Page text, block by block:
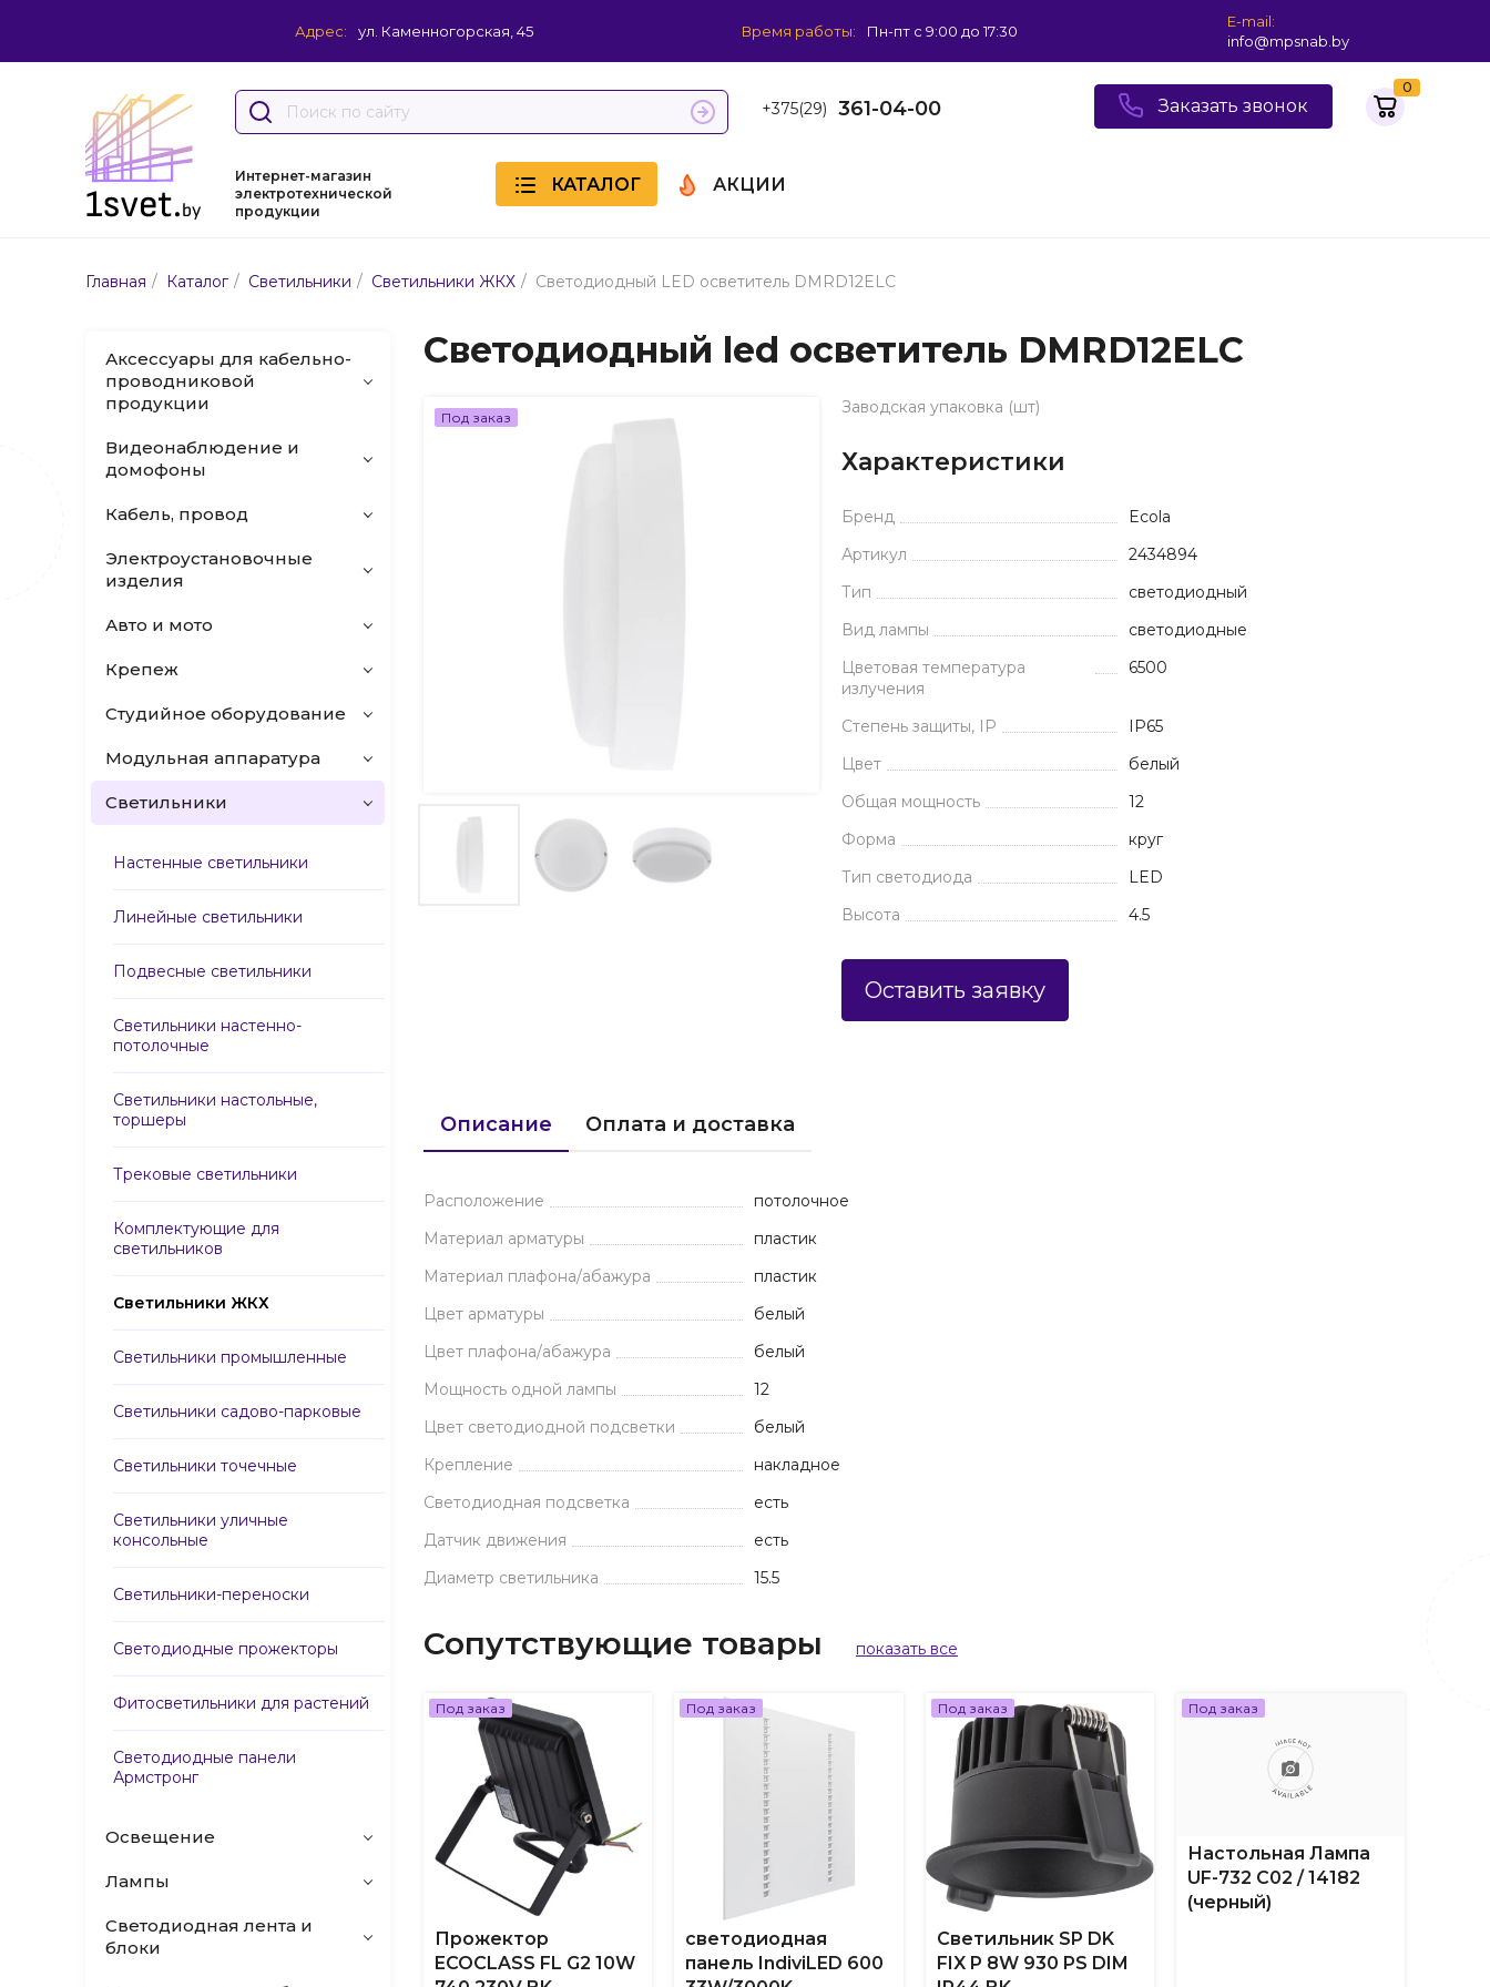
Адрес: ул. Каменногорская, 45 Время работы: Пн-пт с 9:00 до 17:30
E-mail:
info@mpsnab.by
+375(29) 361-04-00 Заказать звонок
0
Интернет-магазин
электротехнической
продукции
КАТАЛОГ АКЦИИ
Главная / Каталог / Светильники / Светильники ЖКХ / Светодиодный LED осветитель DMRD12ELC
Аксессуары для кабельно-
проводниковой
продукции
Видеонаблюдение и
домофоны
Кабель, провод
Электроустановочные
изделия
Авто и мото
Крепеж
Студийное оборудование
Модульная аппаратура
Светильники
Настенные светильники
Линейные светильники
Подвесные светильники
Светильники настенно-
потолочные
Светильники настольные,
торшеры
Трековые светильники
Комплектующие для
светильников
Светильники ЖКХ
Светильники промышленные
Светильники садово-парковые
Светильники точечные
Светильники уличные
консольные
Светильники-переноски
Светодиодные прожекторы
Фитосветильники для растений
Светодиодные панели
Армстронг
Освещение
Лампы
Светодиодная лента и
блоки
Светодиодный led осветитель DMRD12ELC
Под заказ
Заводская упаковка (шт)
Характеристики
Бренд
Ecola
Артикул
2434894
Тип
светодиодный
Вид лампы
светодиодные
Цветовая температура
излучения
6500
Степень защиты, IP
IP65
Цвет
белый
Общая мощность
12
Форма
круг
Тип светодиода
LED
Высота
4.5
Оставить заявку
Описание Оплата и доставка
Расположение
потолочное
Материал арматуры
пластик
Материал плафона/абажура
пластик
Цвет арматуры
белый
Цвет плафона/абажура
белый
Мощность одной лампы
12
Цвет светодиодной подсветки
белый
Крепление
накладное
Светодиодная подсветка
есть
Датчик движения
есть
Диаметр светильника
15.5
Сопутствующие товары показать все
Под заказ
Прожектор
ECOCLASS FL G2 10W
Под заказ
светодиодная
панель IndiviLED 600
Под заказ
Светильник SP DK
FIX P 8W 930 PS DIM
Под заказ
Настольная Лампа
UF-732 C02 / 14182
(черный)